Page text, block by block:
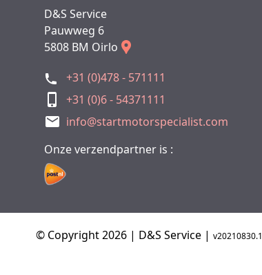
D&S Service
Pauwweg 6
5808 BM Oirlo
+31 (0)478 - 571111
+31 (0)6 - 54371111
info@startmotorspecialist.com
Onze verzendpartner is :
© Copyright 2026 | D&S Service | v20210830.1